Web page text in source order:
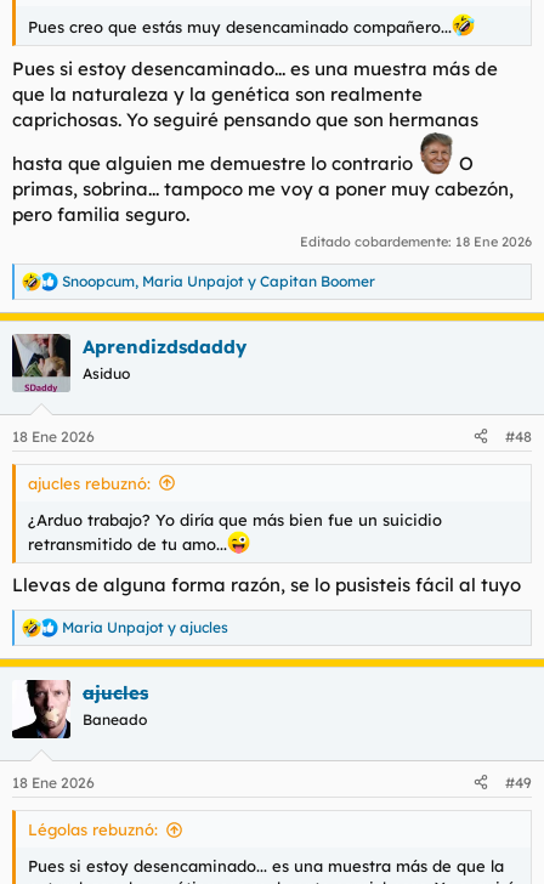
Pues creo que estás muy desencaminado compañero...
Pues si estoy desencaminado... es una muestra más de
que la naturaleza y la genética son realmente
caprichosas. Yo seguiré pensando que son hermanas
hasta que alguien me demuestre lo contrario
O
primas, sobrina... tampoco me voy a poner muy cabezón,
pero familia seguro.
Editado cobardemente: 18 Ene 2026
R
e
c
c
e
s
Snoopcum, Maria Unpajot y Capitan Boomer
Aprendizdsdaddy
Asiduo
18 Ene 2026 #48
ajucles rebuznó:
¿Arduo trabajo? Yo diría que más bien fue un suicidio
retransmitido de tu amo...
Llevas de alguna forma razón, se lo pusisteis fácil al tuyo
R
e
c
i
e
s
Maria Unpajot y ajucles
ajucles
Baneado
18 Ene 2026 #49
Légolas rebuznó:
Pues si estoy desencaminado... es una muestra más de que la